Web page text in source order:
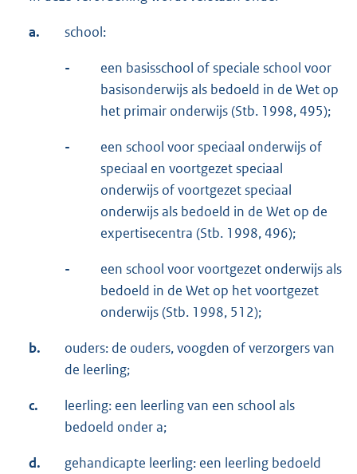
a. school:
-
een basisschool of speciale school voor
basisonderwijs als bedoeld in de Wet op
het primair onderwijs (Stb. 1998, 495);
-
een school voor speciaal onderwijs of
speciaal en voortgezet speciaal
onderwijs of voortgezet speciaal
onderwijs als bedoeld in de Wet op de
expertisecentra (Stb. 1998, 496);
-
een school voor voortgezet onderwijs als
bedoeld in de Wet op het voortgezet
onderwijs (Stb. 1998, 512);
b.
ouders: de ouders, voogden of verzorgers van
de leerling;
c.
leerling: een leerling van een school als
bedoeld onder a;
d.
gehandicapte leerling: een leerling bedoeld